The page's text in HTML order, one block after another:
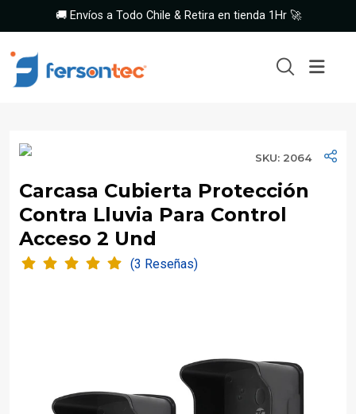
🚚 Envíos a Todo Chile & Retira en tienda 1Hr 🚀
SKU: 2064
Carcasa Cubierta Protección
Contra Lluvia Para Control
Acceso 2 Und
(3 Reseñas)